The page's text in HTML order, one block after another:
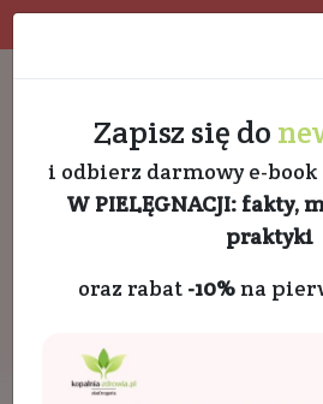
Zapisz się do
i odbierz darmowy e-book
W PIELĘGNACJI: fakty,
praktyki
oraz rabat -10%na